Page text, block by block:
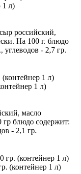
1 л)
российский,
На 100 г. блюдо
углеводов - 2,7 гр.
1 л)
масло
гр блюдо содержит:
- 2,1 гр.
(контейнер 1 л)